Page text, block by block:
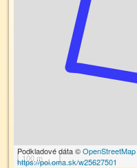
100 m
Podkladové dáta ©OpenStreetMap
https://poi.oma.sk/w25627501